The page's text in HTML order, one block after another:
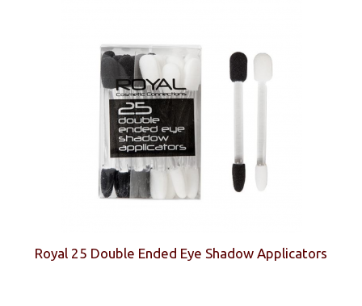
Royal 25 Double Ended Eye Shadow Applicators